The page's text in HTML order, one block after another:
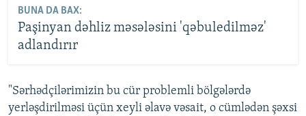
BUNA DA BAX:
Paşinyan dəhliz məsələsini 'qəbuledilməz'
adlandırır
"Sərhədçilərimizin bu cür problemli bölgələrdə
yerləşdirilməsi üçün xeyli əlavə vəsait, o cümlədən şəxsi